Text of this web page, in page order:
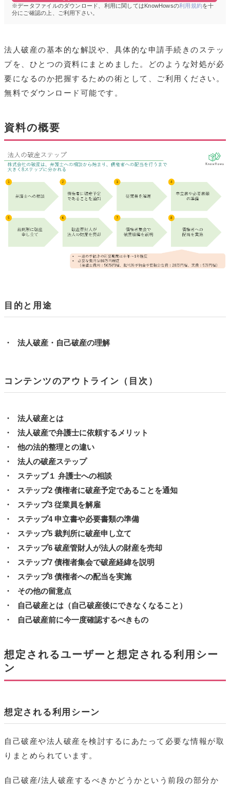
データファイルのダウンロード、利用に関してはKnowHowsの利用規約を十
分にご確認の上、ご利用下さい。
法人破産の基本的な解説や、具体的な申請手続きのステッ
プを、ひとつの資料にまとめました。どのような対処が必
要になるのか把握するための術として、ご利用ください。
無料でダウンロード可能です。
資料の概要
目的と用途
法人破産・自己破産の理解
コンテンツのアウトライン（目次）
法人破産とは
法人破産で弁護士に依頼するメリット
他の法的整理との違い
法人の破産ステップ
ステップ１ 弁護士への相談
ステップ2 債権者に破産予定であることを通知
ステップ3 従業員を解雇
ステップ4 申立書や必要書類の準備
ステップ5 裁判所に破産申し立て
ステップ6 破産管財人が法人の財産を売却
ステップ7 債権者集会で破産経緯を説明
ステップ8 債権者への配当を実施
その他の留意点
自己破産とは（自己破産後にできなくなること）
自己破産前に今一度確認するべきもの
想定されるユーザーと想定される利用シー
ン
想定される利用シーン
自己破産や法人破産を検討するにあたって必要な情報が取
りまとめられています。
自己破産/法人破産するべきかどうかという前段の部分か